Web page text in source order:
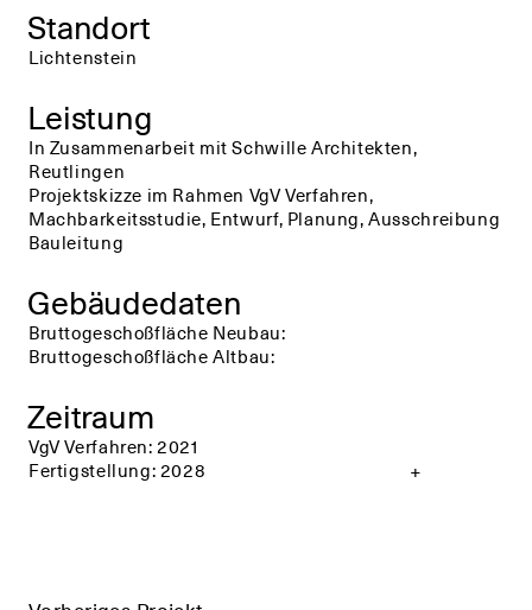
Standort
Lichtenstein
Leistung
In Zusammenarbeit mit Schwille Architekten,
Reutlingen
Projektskizze im Rahmen VgV Verfahren,
Machbarkeitsstudie, Entwurf, Planung, Ausschreibung
Bauleitung
Gebäudedaten
Bruttogeschoßfläche Neubau:
Bruttogeschoßfläche Altbau:
Zeitraum
VgV Verfahren: 2021
Fertigstellung: 2028
+
+ +